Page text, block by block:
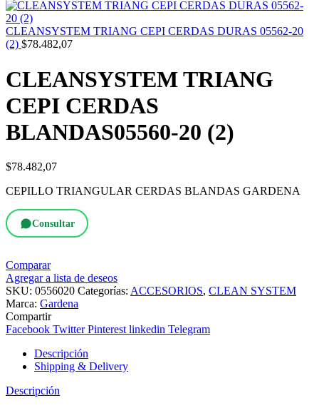
CLEANSYSTEM TRIANG CEPI CERDAS DURAS 05562-20
(2) $78.482,07
CLEANSYSTEM TRIANG
CEPI CERDAS
BLANDAS05560-20 (2)
$78.482,07
CEPILLO TRIANGULAR CERDAS BLANDAS GARDENA
Consultar
Comparar
Agregar a lista de deseos
SKU: 0556020 Categorías: ACCESORIOS, CLEAN SYSTEM
Marca: Gardena
Compartir
Facebook Twitter Pinterest linkedin Telegram
Descripción
Shipping & Delivery
Descripción